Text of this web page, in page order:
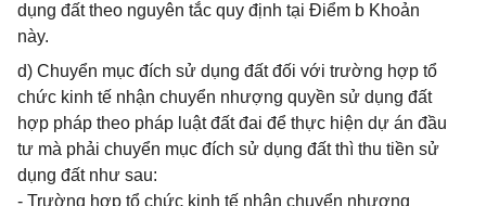
dụng đất theo nguyên tắc quy định tại Điểm b Khoản
này.
d) Chuyển mục đích sử dụng đất đối với trường hợp tổ
chức kinh tế nhận chuyển nhượng quyền sử dụng đất
hợp pháp theo pháp luật đất đai để thực hiện dự án đầu
tư mà phải chuyển mục đích sử dụng đất thì thu tiền sử
dụng đất như sau:
- Trường hợp tổ chức kinh tế nhận chuyển nhượng